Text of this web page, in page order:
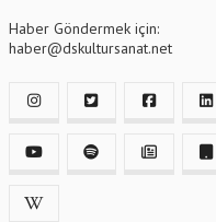
Haber Göndermek için:
haber@dskultursanat.net